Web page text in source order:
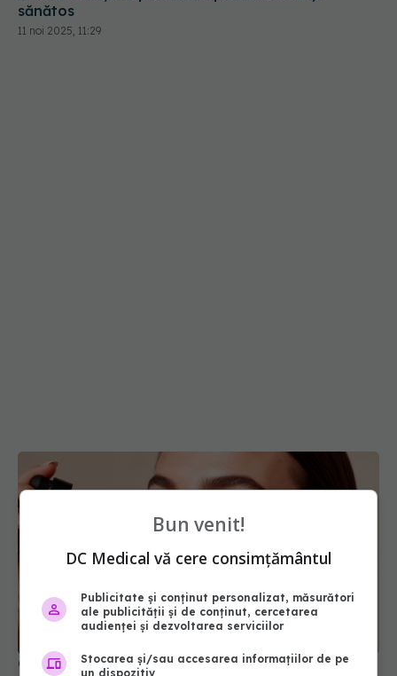
sănătos
11 noi 2025, 11:29
Ce este uleiul de tamanu, noua obsesie de
Bun venit!
DC Medical vă cere consimțământul
Publicitate și conținut personalizat, măsurători
ale publicității și de conținut, cercetarea
audienței și dezvoltarea serviciilor
Stocarea și/sau accesarea informațiilor de pe
un dispozitiv